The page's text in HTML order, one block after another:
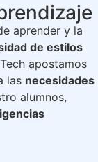
aprender y la
de estilos
apostamos
las necesidades
alumnos,